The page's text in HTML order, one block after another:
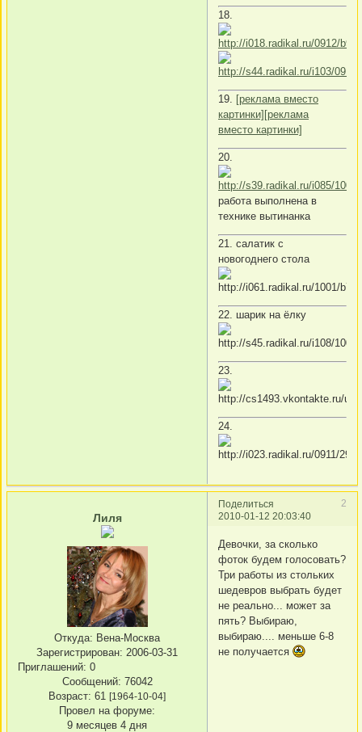
18.
19.
[реклама вместо
картинки] [реклама
вместо картинки]
20.
работа выполнена в
технике вытинанка
21. салатик с
новогоднего стола
22. шарик на ёлку
23.
24.
Поделиться
2
2010-01-12 20:03:40
Лиля
Откуда: Вена-Москва
Зарегистрирован: 2006-03-31
Приглашений: 0
Сообщений: 76042
Возраст: 61 [1964-10-04]
Провел на форуме:
9 месяцев 4 дня
Девочки, за сколько
фоток будем голосовать?
Три работы из стольких
шедевров выбрать будет
не реально... может за
пять? Выбираю,
выбираю.... меньше 6-8
не получается